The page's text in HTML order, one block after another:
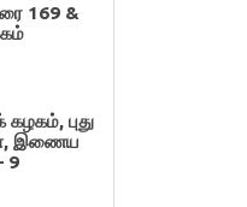
169 &
கழகம், புது
இணைய
9